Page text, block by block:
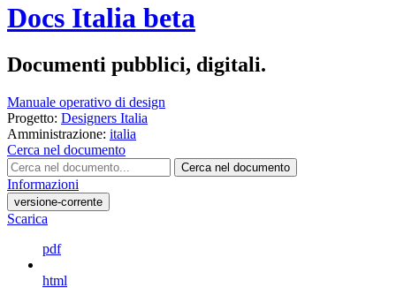
Docs Italia beta
Documenti pubblici, digitali.
Manuale operativo di design
Progetto: Designers Italia
Amministrazione: italia
Cerca nel documento
Cerca nel documento
Informazioni
versione-corrente
Scarica
pdf
html